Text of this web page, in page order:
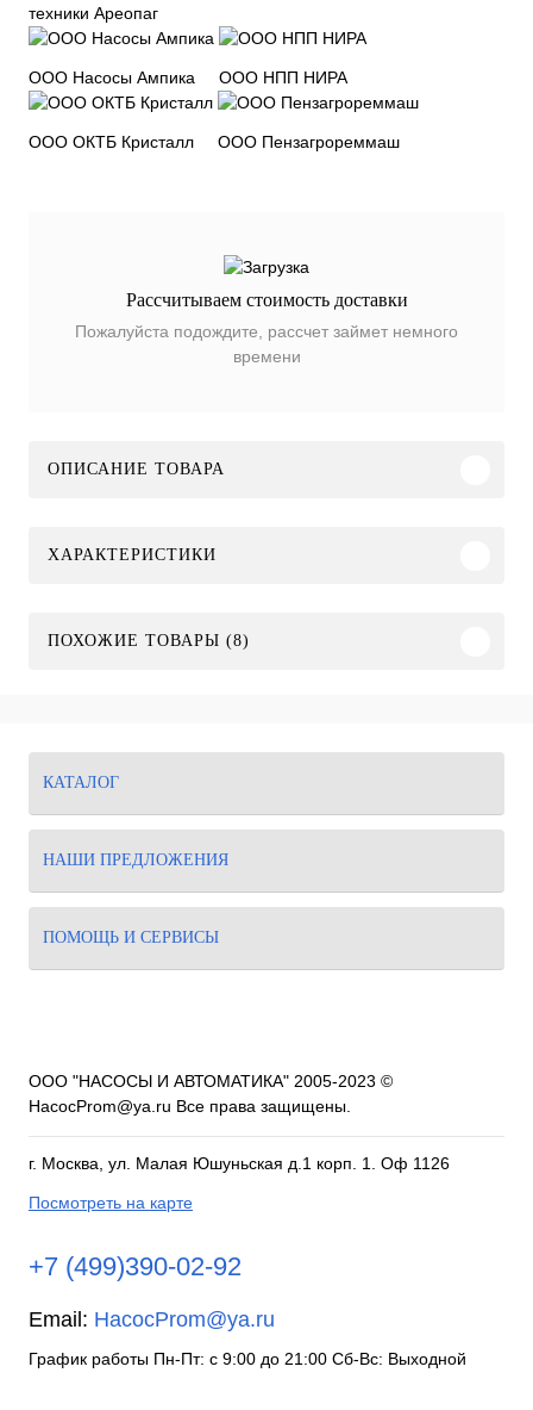
техники Ареопаг
ООО Насосы Ампика ООО НПП НИРА
ООО ОКТБ Кристалл ООО Пензагрореммаш
Рассчитываем стоимость доставки
Пожалуйста подождите, рассчет займет немного
времени
ОПИСАНИЕ ТОВАРА
ХАРАКТЕРИСТИКИ
ПОХОЖИЕ ТОВАРЫ (8)
КАТАЛОГ
НАШИ ПРЕДЛОЖЕНИЯ
ПОМОЩЬ И СЕРВИСЫ
ООО "НАСОСЫ И АВТОМАТИКА" 2005-2023 ©
HacocProm@ya.ru Все права защищены.
г. Москва, ул. Малая Юшуньская д.1 корп. 1. Оф 1126
Посмотреть на карте
+7 (499)390-02-92
Email: HacocProm@ya.ru
График работы Пн-Пт: с 9:00 до 21:00 Сб-Вс: Выходной